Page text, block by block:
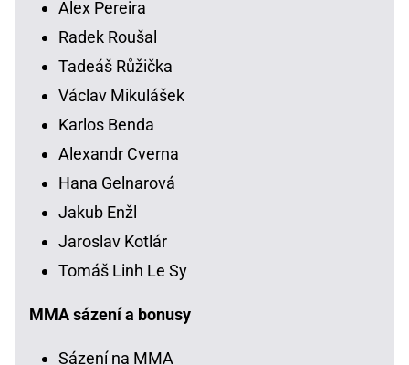
Alex Pereira
Radek Roušal
Tadeáš Růžička
Václav Mikulášek
Karlos Benda
Alexandr Cverna
Hana Gelnarová
Jakub Enžl
Jaroslav Kotlár
Tomáš Linh Le Sy
MMA sázení a bonusy
Sázení na MMA